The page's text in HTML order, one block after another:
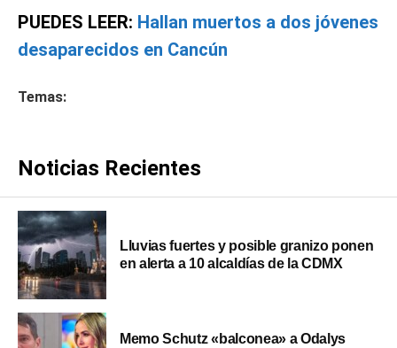
PUEDES LEER: Hallan muertos a dos jóvenes
desaparecidos en Cancún
Temas:
Noticias Recientes
Lluvias fuertes y posible granizo ponen
en alerta a 10 alcaldías de la CDMX
Memo Schutz «balconea» a Odalys